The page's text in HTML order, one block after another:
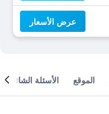
عرض الأسعار
الموقع الأسئلة الشائعة